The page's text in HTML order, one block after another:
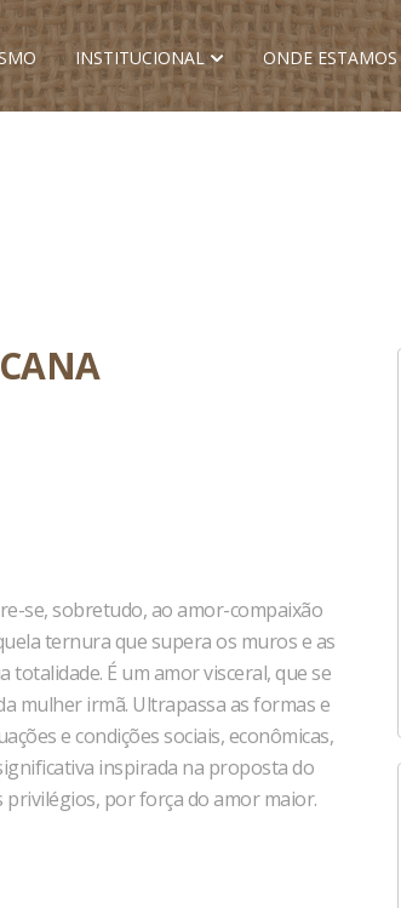
INSTITUCIONAL ONDE ESTAMOS
se, sobretudo, ao amor-compaixão
ternura que supera os muros e as
É um amor visceral, que se
mulher irmã. Ultrapassa as formas e
e condições sociais, econômicas,
inspirada na proposta do
privilégios, por força do amor maior.